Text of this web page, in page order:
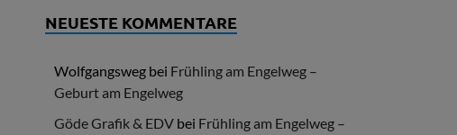
NEUESTE KOMMENTARE
Wolfgangsweg bei Frühling am Engelweg –
Geburt am Engelweg
Göde Grafik & EDV bei Frühling am Engelweg –